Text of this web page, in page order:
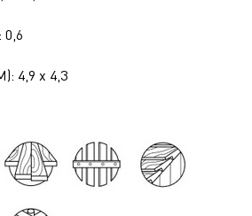
4,9 x 4,3